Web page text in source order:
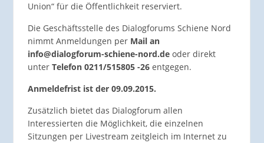
Union“ für die Öffentlichkeit reserviert.
Die Geschäftsstelle des Dialogforums Schiene Nord
nimmt Anmeldungen per Mail an
info@dialogforum-schiene-nord.deoder direkt
unter Telefon 0211/515805 -26entgegen.
Anmeldefrist ist der 09.09.2015.
Zusätzlich bietet das Dialogforum allen
Interessierten die Möglichkeit, die einzelnen
Sitzungen per Livestream zeitgleich im Internet zu